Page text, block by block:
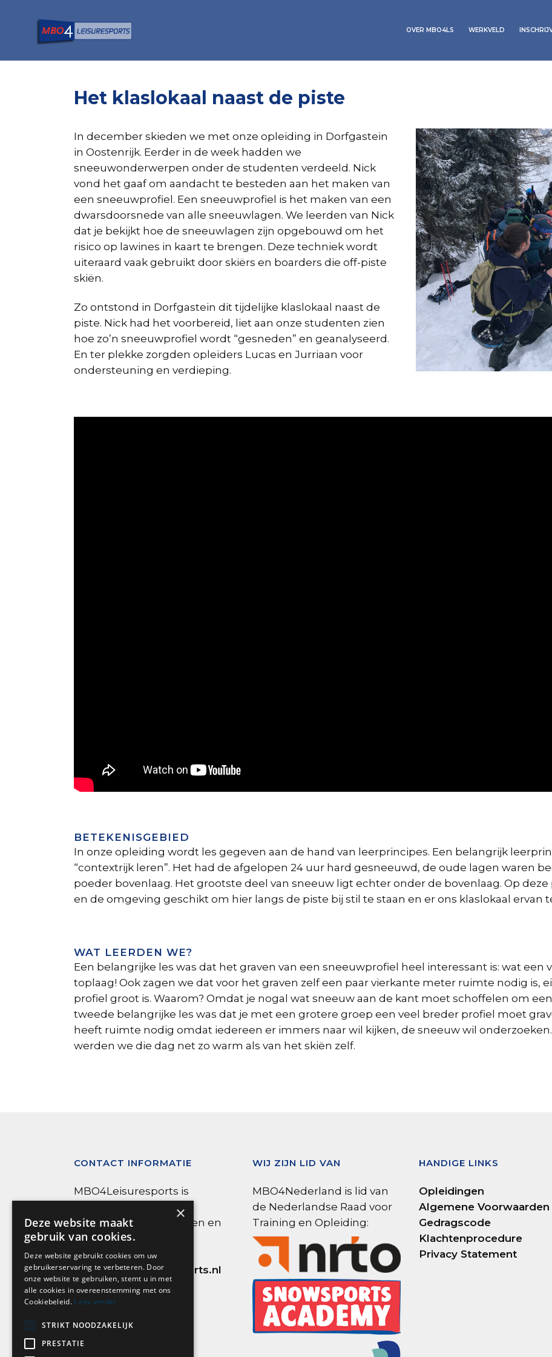
OVER MBO4LS WERKVELD
Het klaslokaal naast de piste
In december skieden we met onze opleiding in Dorfgastein
in Oostenrijk. Eerder in de week hadden we
sneeuwonderwerpen onder de studenten verdeeld. Nick
vond het gaaf om aandacht te besteden aan het maken van
een sneeuwprofiel. Een sneeuwprofiel is het maken van een
dwarsdoorsnede van alle sneeuwlagen. We leerden van Nick
dat je bekijkt hoe de sneeuwlagen zijn opgebouwd om het
risico op lawines in kaart te brengen. Deze techniek wordt
uiteraard vaak gebruikt door skiërs en boarders die off-piste
skiën.
Zo ontstond in Dorfgastein dit tijdelijke klaslokaal naast de
piste. Nick had het voorbereid, liet aan onze studenten zien
hoe zo’n sneeuwprofiel wordt “gesneden” en geanalyseerd.
En ter plekke zorgden opleiders Lucas en Jurriaan voor
ondersteuning en verdieping.
BETEKENISGEBIED
In onze opleiding wordt les gegeven aan de hand van leerprincipes. Een belangrijk
“contextrijk leren”. Het had de afgelopen 24 uur hard gesneeuwd, de oude lagen waren
poeder bovenlaag. Het grootste deel van sneeuw ligt echter onder de bovenlaag. Op
en de omgeving geschikt om hier langs de piste bij stil te staan en er ons klaslokaal ervan
WAT LEERDEN WE?
Een belangrijke les was dat het graven van een sneeuwprofiel heel interessant is: wat een
toplaag! Ook zagen we dat voor het graven zelf een paar vierkante meter ruimte nodig is,
profiel groot is. Waarom? Omdat je nogal wat sneeuw aan de kant moet schoffelen om
tweede belangrijke les was dat je met een grotere groep een veel breder profiel moet
heeft ruimte nodig omdat iedereen er immers naar wil kijken, de sneeuw wil
werden we die dag net zo warm als van het skiën zelf.
CONTACT INFORMATIE
MBO4Leisuresports is
MBO4Nederland. Vragen en
opmerkingen?
info@mbo4leisuresports.nl
06 – 53 37 35 99
WIJ ZIJN LID VAN
MBO4Nederland is lid van
de Nederlandse Raad voor
Training en Opleiding:
HANDIGE LINKS
Opleidingen
Algemene Voorwaarden
Gedragscode
Klachtenprocedure
Privacy Statement
×
Deze website maakt
gebruik van cookies.
Deze website gebruikt cookies om uw
gebruikerservaring te verbeteren. Door
onze website te gebruiken, stemt u in met
alle cookies in overeenstemming met ons
Cookiebeleid. Lees verder
STRIKT NOODZAKELIJK
PRESTATIE